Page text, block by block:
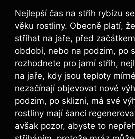
Nejlepší čas na střih rybízu
věku rostliny. Obecně platí,
stříhat na jaře, před
období, nebo na podzim, po
rozhodnete pro jarní střih,
na jaře, kdy jsou teploty
nezačínají objevovat nové
podzim, po sklizni, má své
rostliny mají šanci
avšak pozor, abyste to